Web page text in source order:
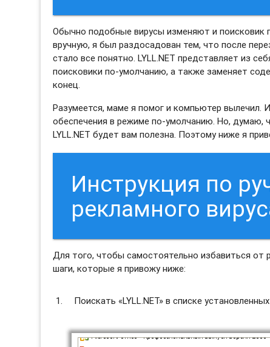
Обычно подобные вирусы изменяют и поисковик
вручную, я был раздосадован тем, что после
стало все понятно. LYLL.NET представляет из
поисковики по-умолчанию, а также заменяет
конец.
Разумеется, маме я помог и компьютер вылечил.
обеспечения в режиме по-умолчанию. Но, думаю,
LYLL.NET будет вам полезна. Поэтому ниже я
Инструкция по
рекламного
Для того, чтобы самостоятельно избавиться от
шаги, которые я привожу ниже:
Поискать «LYLL.NET» в списке